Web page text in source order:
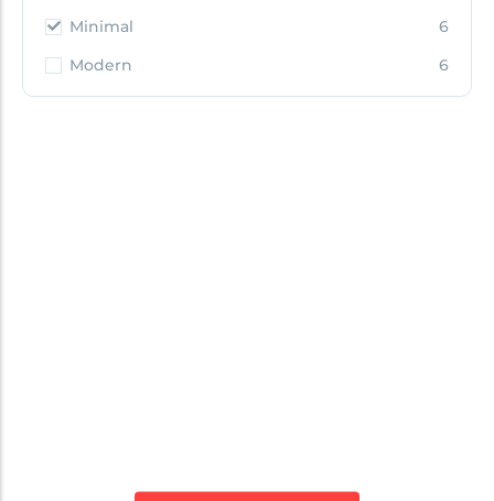
Minimal
6
Modern
6